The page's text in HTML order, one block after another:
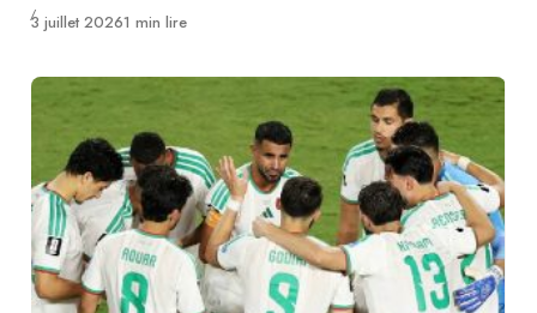
Publié
3 juillet 20261 min lire